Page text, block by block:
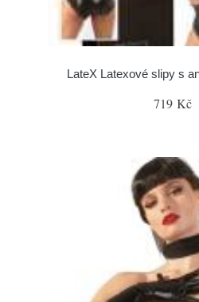
LateX Latexové slipy s
719 Kč